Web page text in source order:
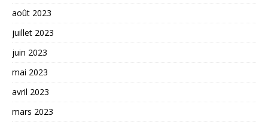
août 2023
juillet 2023
juin 2023
mai 2023
avril 2023
mars 2023